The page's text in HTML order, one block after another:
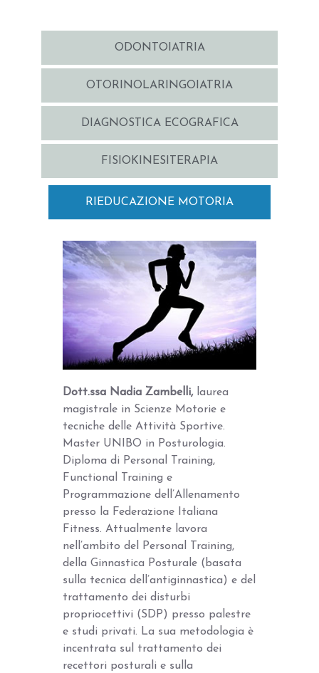
ODONTOIATRIA
OTORINOLARINGOIATRIA
DIAGNOSTICA ECOGRAFICA
FISIOKINESITERAPIA
RIEDUCAZIONE MOTORIA
Dott.ssa Nadia Zambelli,laurea
magistrale in Scienze Motorie e
tecniche delle Attività Sportive.
Master UNIBO in Posturologia.
Diploma di Personal Training,
Functional Training e
Programmazione dell’Allenamento
presso la Federazione Italiana
Fitness. Attualmente lavora
nell’ambito del Personal Training,
della Ginnastica Posturale (basata
sulla tecnica dell’antiginnastica) e del
trattamento dei disturbi
propriocettivi (SDP) presso palestre
e studi privati. La sua metodologia è
incentrata sul trattamento dei
recettori posturali e sulla